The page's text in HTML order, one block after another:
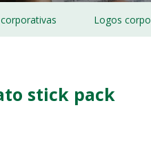
Logos
stick pack